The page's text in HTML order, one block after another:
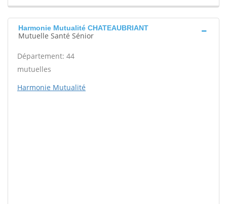
Harmonie Mutualité CHATEAUBRIANT
Mutuelle Santé Sénior
Département: 44
mutuelles
Harmonie Mutualité